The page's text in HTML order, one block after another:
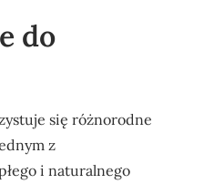
do
się różnorodne
z
i naturalnego